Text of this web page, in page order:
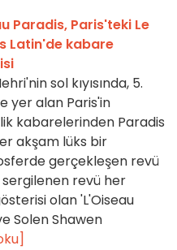
Paradis, Paris'teki Le
Latin'de kabare
sol kıyısında, 5.
yer alan Paris'in
kabarelerinden Paradis
akşam lüks bir
gerçekleşen revü
revü her
olan 'L'Oiseau
Solen Shawen